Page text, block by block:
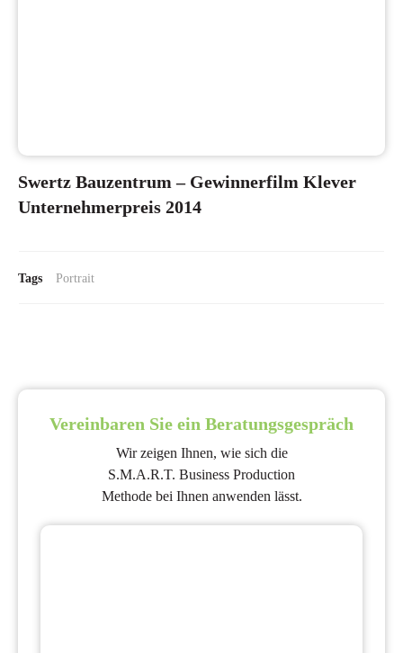
Swertz Bauzentrum – Gewinnerfilm Klever
Unternehmerpreis 2014
Tags Portrait
Vereinbaren Sie ein Beratungsgespräch
Wir zeigen Ihnen, wie sich die
S.M.A.R.T. Business Production
Methode bei Ihnen anwenden lässt.